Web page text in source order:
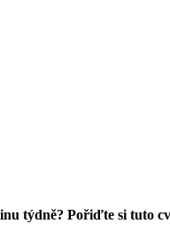
týdně? Pořiďte si tuto